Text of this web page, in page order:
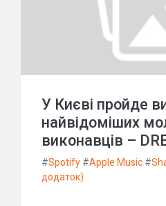
У Києві пройде
найвідоміших
виконавців –
#Spotify #Apple Music #
додаток)